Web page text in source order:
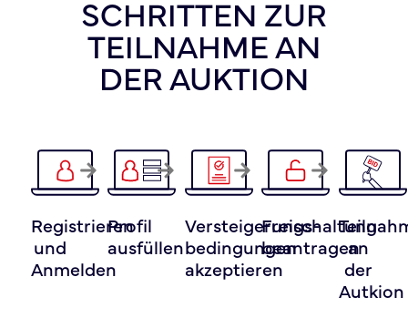
SCHRITTEN ZUR
TEILNAHME AN
DER AUKTION
Registrieren
und
Anmelden
Profil
ausfüllen
Versteigerungs-
bedingungen
akzeptieren
Freischaltung
beantragen
an
der
Autkion